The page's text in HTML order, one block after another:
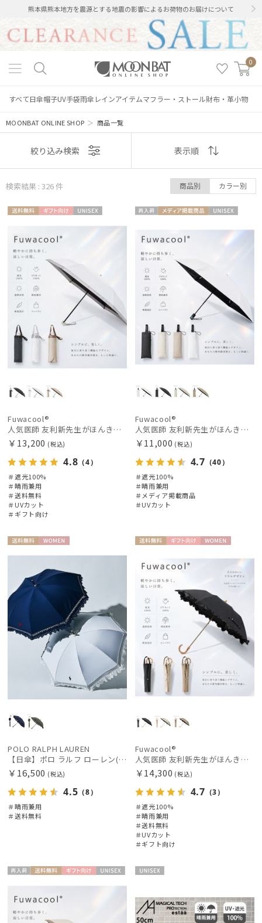
熊本県熊本地方を震源とする地震の影響によるお荷物のお届けについて
0
すべて日傘帽子UV手袋雨傘 レインアイテムマフラー・ストール財布・革小物
MOONBAT ONLINE SHOP ＞商品一覧
表示
おすすめ
価格の高い
順
価格の低い
順
人気順
売上点数順
お気に入り
絞り込み検索 表示順
検索結果 : 326件 商品別 カラー別
料
Fuwacool®
人気医師 友利新先生がほんきで作った”絶対に忘れない誰でも日傘” 50【晴雨兼用折りたたみ日傘】フワクール® (Fuwacool®) 雨の日OK 軽量 遮光100% UV100%
￥13,200 (税込)
4.8 （4）
＃遮光100%
＃晴雨兼用
＃送料無料
＃UVカット
＃ギフト向け
荷
X
Fuwacool®
人気医師 友利新先生がほんきで作った”絶対に忘れない誰でも日傘”ワンタッチ開閉日傘【晴雨兼用折りたたみ日傘】フワクール® (Fuwacool®) 雨の日OK 軽量 遮光100% UV100％
￥11,000 (税込)
4.7 （40）
＃遮光100%
＃晴雨兼用
＃メディア掲載商品
＃UVカット
POLO RALPH LAUREN
【日傘】ポロ ラルフ ローレン(POLO RALPH LAUREN)エンブフリル 長傘 【公式ムーンバット】 遮光 遮熱 UV 晴雨兼用
￥16,500 (税込)
4.5 （8）
＃晴雨兼用
＃送料無料
料
向け
Fuwacool®
人気医師 友利新先生がほんきで作った”絶対に忘れない誰でも日傘” エレガント派のバンブーフリル【晴雨兼用日傘】フワクール® (Fuwacool®) 雨の日OK 軽量 遮光100% UV100％
￥14,300 (税込)
4.7 （3）
＃遮光100%
＃晴雨兼用
＃送料無料
＃UVカット
＃ギフト向け
荷
向け